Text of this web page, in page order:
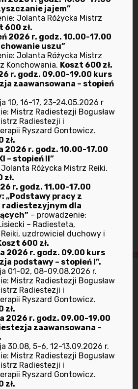
Natury: Żywioły, Duchy
Kąpiel Leśna,
w kręgu
– tylko pozytywne
artykuły, wykłady
terminarz.html
poza BIORAD.
@ezogadka
w godzinach 10-17 od
jajem”
Jolanta Różycka Mistrz
600 zł.
2026 r. godz. 10.00-17.00
uszu”
Jolanta Różycka Mistrz
Konchowania. Koszt 600 zł.
r. godz. 09.00-19.00 kurs
zaawansowana – stopień
10, 16-17, 23-24.05.2026 r
Mistrz Radiestezji Bogusław
Radiestezji i
Ryszard Gontowicz.
zł.
2026 r. godz. 10.00-17.00
– stopień II”
Różycka Mistrz Reiki.
zł.
r. godz. 11.00-17.00
„Podstawy pracy z
radiestezyjnym dla
– prowadzenie:
– Radiesteta,
uzdrowiciel duchowy i
600 zł.
2026 r. godz. 09.00 kurs
podstawy – stopień I”.
01-02, 08-09.08.2026 r.
Mistrz Radiestezji Bogusław
Radiestezji i
Ryszard Gontowicz.
zł.
2026 r. godz. 09.00-19.00
zaawansowana –
30.08, 5-6, 12-13.09.2026 r.
Mistrz Radiestezji Bogusław
Radiestezji i
Ryszard Gontowicz.
zł.